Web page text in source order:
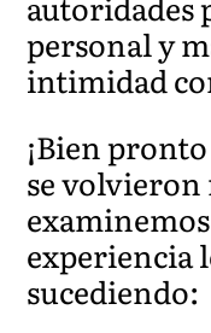
personal y
intimidad
¡Bien
se volvieron
experiencia
sucediendo: